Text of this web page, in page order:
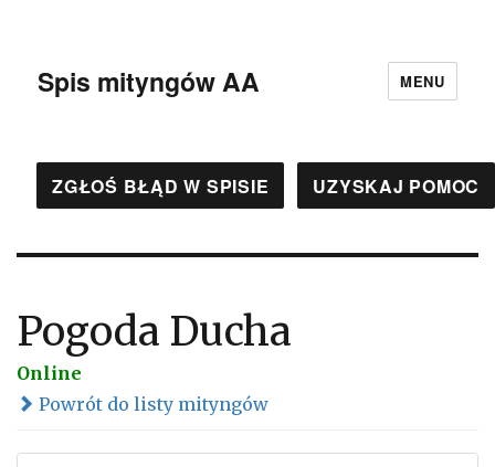
Spis mityngów AA MENU
ZGŁOŚ BŁĄD W SPISIE UZYSKAJ POMOC
Pogoda Ducha
Online
Powrót do listy mityngów